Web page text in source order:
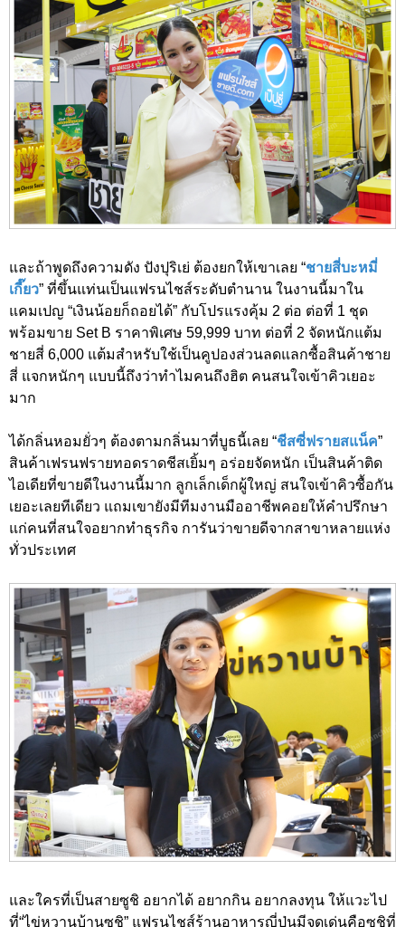
และถ้าพูดถึงความดัง ปังปุริเย่ ต้องยกให้เขาเลย “ชายสี่บะหมี่
เกี๊ยว” ที่ขึ้นแท่นเป็นแฟรนไชส์ระดับตำนาน ในงานนี้มาใน
แคมเปญ “เงินน้อยก็ถอยได้” กับโปรแรงคุ้ม 2 ต่อ ต่อที่ 1 ชุด
พร้อมขาย Set B ราคาพิเศษ 59,999 บาท ต่อที่ 2 จัดหนักแต้ม
ชายสี่ 6,000 แต้มสำหรับใช้เป็นคูปองส่วนลดแลกซื้อสินค้าชาย
สี่ แจกหนักๆ แบบนี้ถึงว่าทำไมคนถึงฮิต คนสนใจเข้าคิวเยอะ
มาก
ได้กลิ่นหอมยั่วๆ ต้องตามกลิ่นมาที่บูธนี้เลย “ชีสซี่ฟรายสแน็ค”
สินค้าเฟรนฟรายทอดราดชีสเยิ้มๆ อร่อยจัดหนัก เป็นสินค้าติด
ไอเดียที่ขายดีในงานนี้มาก ลูกเล็กเด็กผู้ใหญ่ สนใจเข้าคิวซื้อกัน
เยอะเลยทีเดียว แถมเขายังมีทีมงานมืออาชีพคอยให้คำปรึกษา
แก่คนที่สนใจอยากทำธุรกิจ การันว่าขายดีจากสาขาหลายแห่ง
ทั่วประเทศ
และใครที่เป็นสายซูชิ อยากได้ อยากกิน อยากลงทุน ให้แวะไป
ที่“ไข่หวานบ้านซูชิ” แฟรนไชส์ร้านอาหารญี่ปุ่นมีจุดเด่นคือซูชิที่